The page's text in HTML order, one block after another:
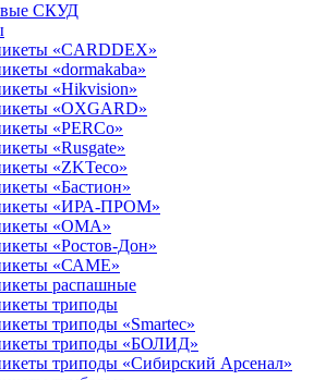
СКУД
«CARDDEX»
«dormakaba»
«Hikvision»
«OXGARD»
«PERCo»
«Rusgate»
«ZKTeco»
«Бастион»
«ИРА-ПРОМ»
«ОМА»
«Ростов-Дон»
«САМЕ»
распашные
триподы
триподы «Smartec»
триподы «БОЛИД»
триподы «Сибирский Арсенал»